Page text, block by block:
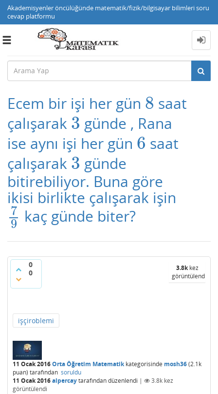
Akademisyenler öncülüğünde matematik/fizik/bilgisayar bilimleri soru
cevap platformu
Toggle
Ecem bir işi her gün 8
8 saat
çalışarak 3
3 günde , Rana
ise aynı işi her gün 6
6 saat
çalışarak 3
3 günde
bitirebiliyor. Buna göre
ikisi birlikte çalışarak işin
7
9
79 kaç günde biter?
0
0
3.8kkez
görüntülendi
işçiroblemi
11 Ocak 2016Orta Öğretim Matematikkategorisinde mosh36(2.1k
puan) tarafından soruldu
11 Ocak 2016alpercaytarafındandüzenlendi | 3.8k kez
görüntülendi